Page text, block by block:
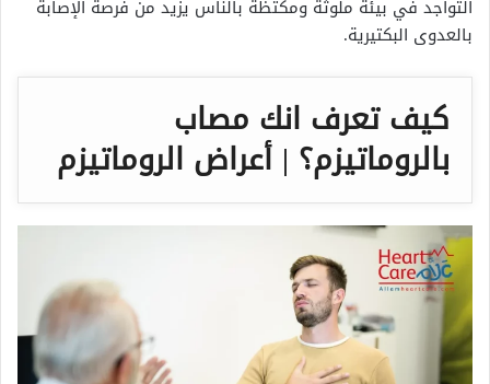
التواجد في بيئة ملوثة ومكتظة بالناس يزيد من فرصة الإصابة
بالعدوى البكتيرية.
كيف تعرف انك مصاب
بالروماتيزم؟ | أعراض الروماتيزم